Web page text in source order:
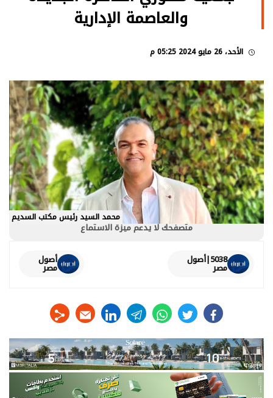
والعاصمة الإدارية
الأحد، 26 مايو 2024 05:25 م
محمد السيد رئيس مكتب السديم
متصفحك لا يدعم ميزة الاستماع
5038|أصول
مصر
أصول
مصر
facebook
twitter
whats
telegram
linkedin